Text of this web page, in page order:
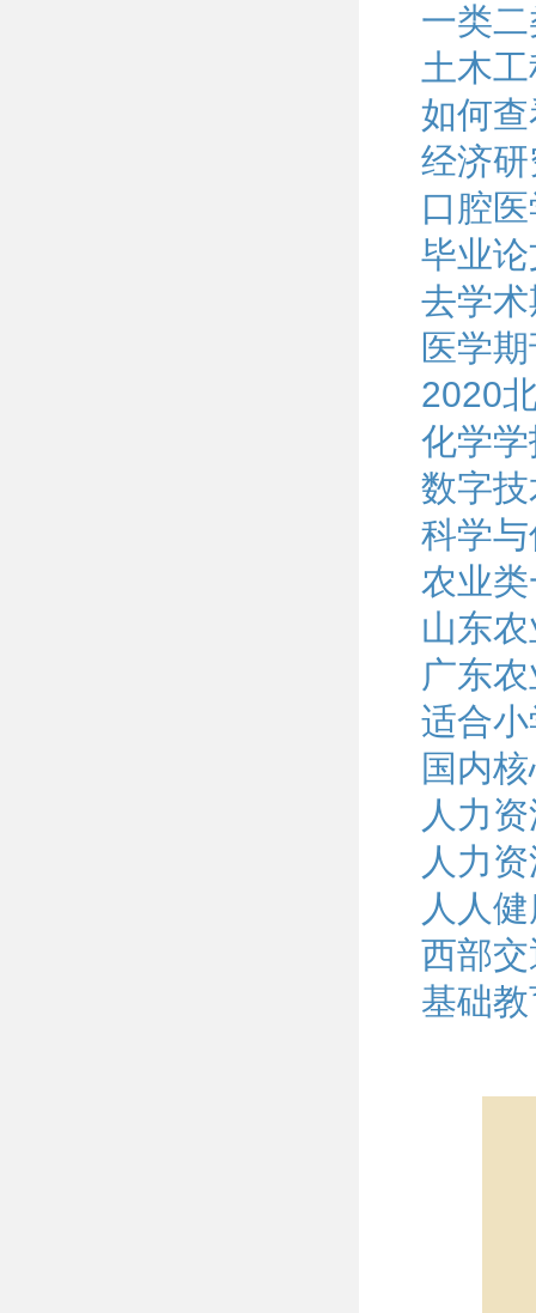
一类
土木
如何
经济
口腔
毕业
去学
医学
2020
化学
数字
科学
农业
山东
广东
适合
国内
人力
人力
人人
西部
基础